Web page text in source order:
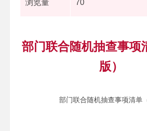
浏览量 70
部门联合随机抽查事项
版）
部门联合随机抽查事项清单